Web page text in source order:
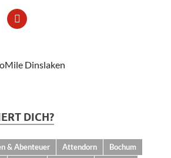
DICH?
& Abenteuer Attendorn
Bochum